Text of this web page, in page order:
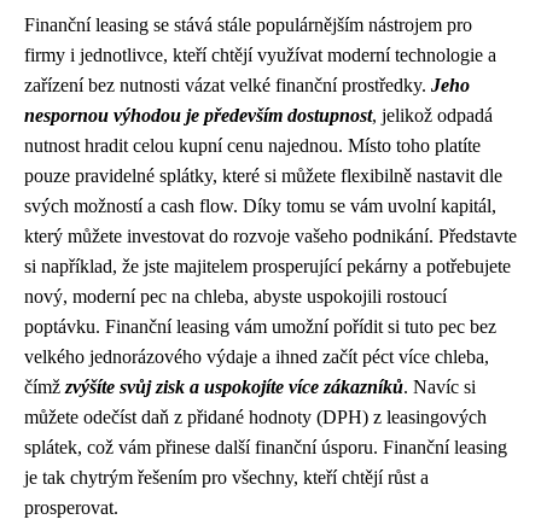
Finanční leasing se stává stále populárnějším nástrojem pro
firmy i jednotlivce, kteří chtějí využívat moderní technologie a
zařízení bez nutnosti vázat velké finanční prostředky. Jeho
nespornou výhodou je především dostupnost, jelikož odpadá
nutnost hradit celou kupní cenu najednou. Místo toho platíte
pouze pravidelné splátky, které si můžete flexibilně nastavit dle
svých možností a cash flow. Díky tomu se vám uvolní kapitál,
který můžete investovat do rozvoje vašeho podnikání. Představte
si například, že jste majitelem prosperující pekárny a potřebujete
nový, moderní pec na chleba, abyste uspokojili rostoucí
poptávku. Finanční leasing vám umožní pořídit si tuto pec bez
velkého jednorázového výdaje a ihned začít péct více chleba,
čímž zvýšíte svůj zisk a uspokojíte více zákazníků. Navíc si
můžete odečíst daň z přidané hodnoty (DPH) z leasingových
splátek, což vám přinese další finanční úsporu. Finanční leasing
je tak chytrým řešením pro všechny, kteří chtějí růst a
prosperovat.